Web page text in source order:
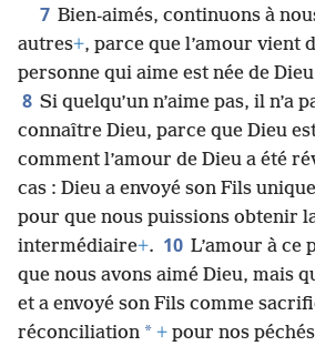
7 Bien-aimés, continuons à
autres+, parce que l’amour vient
personne qui aime est née de
8 Si quelqu’un n’aime pas, il n’a
connaître Dieu, parce que Dieu
comment l’amour de Dieu a été
cas : Dieu a envoyé son Fils unique
pour que nous puissions obtenir
intermédiaire+. 10 L’amour à ce
que nous avons aimé Dieu, mais
et a envoyé son Fils comme
réconciliation * + pour nos péchés